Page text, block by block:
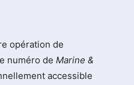
opération de
numéro de Marine &
accessible